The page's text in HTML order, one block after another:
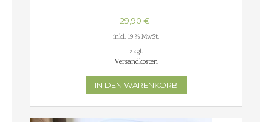
29,90 €
inkl. 19 % MwSt.
zzgl.
Versandkosten
IN DEN WARENKORB